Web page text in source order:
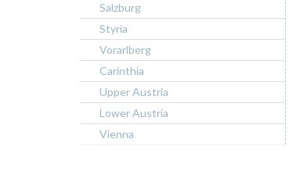
Salzburg
Styria
Vorarlberg
Carinthia
Upper Austria
Lower Austria
Vienna